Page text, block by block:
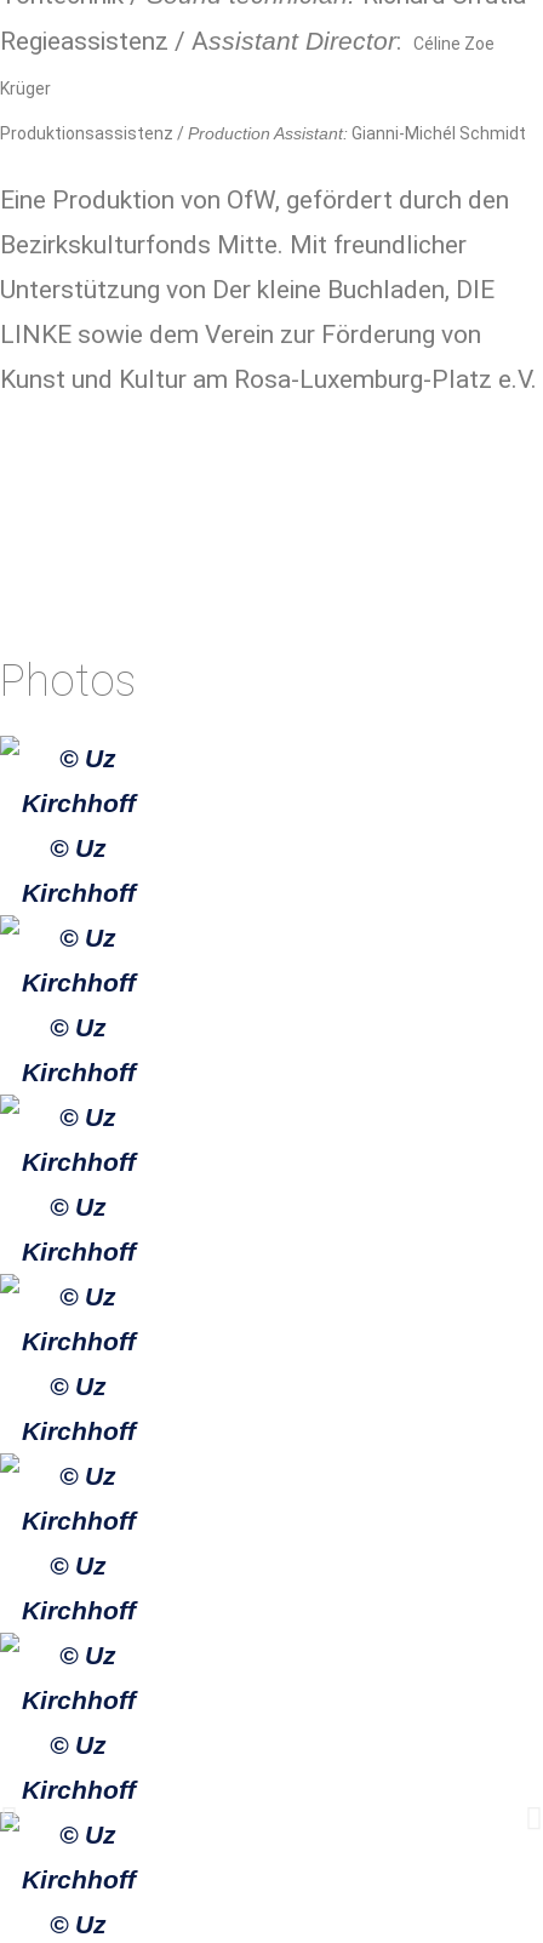
Regieassistenz / Assistant Director: Céline Zoe
Krüger
Produktionsassistenz /Production Assistant:Gianni-Michél Schmidt
Eine Produktion von OfW, gefördert durch den
Bezirkskulturfonds Mitte. Mit freundlicher
Unterstützung von Der kleine Buchladen, DIE
LINKE sowie dem Verein zur Förderung von
Kunst und Kultur am Rosa-Luxemburg-Platz e.V.
Photos
© Uz
Kirchhoff
© Uz
Kirchhoff
© Uz
Kirchhoff
© Uz
Kirchhoff
© Uz
Kirchhoff
© Uz
Kirchhoff
© Uz